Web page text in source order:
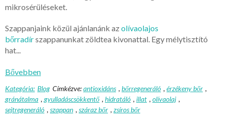
mikrosérüléseket.
Szappanjaink közül ajánlanánk azolívaolajos
bőrradírszappanunkat zöldtea kivonattal. Egy mélytisztító
hat...
Bővebben
Kategória: Blog Címkézve:antioxidáns , bőrregeneráló , érzékeny bőr ,
gránátalma , gyulladáscsökkentő , hidratáló , illat , olívaolaj ,
sejtregeneráló , szappan , száraz bőr , zsíros bőr